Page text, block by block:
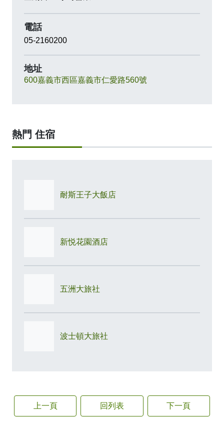
電話
05-2160200
地址
600嘉義市西區嘉義市仁愛路560號
熱門 住宿
耐斯王子大飯店
新悦花園酒店
五洲大旅社
波士頓大旅社
上一頁 回列表 下一頁